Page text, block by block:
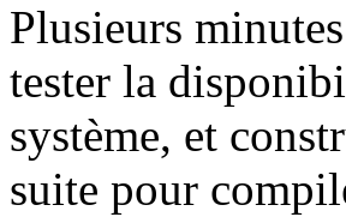
Plusieurs
tester la
système, et
suite pour